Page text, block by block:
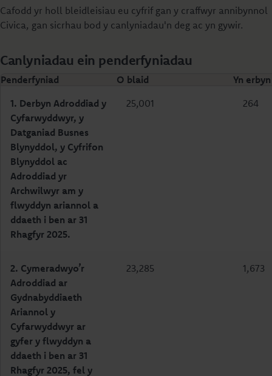
Cafodd yr holl bleidleisiau eu cyfrif gan y craffwyr annibynnol
Civica, gan sicrhau bod y canlyniadau'n deg ac yn gywir.
Canlyniadau ein penderfyniadau
Penderfyniad O blaid
Yn erbyn
1. Derbyn Adroddiad y
Cyfarwyddwyr, y
Datganiad Busnes
Blynyddol, y Cyfrifon
Blynyddol ac
Adroddiad yr
Archwilwyr am y
flwyddyn ariannol a
ddaeth i ben ar 31
Rhagfyr 2025.
25,001 264
2. Cymeradwyo’r
Adroddiad ar
Gydnabyddiaeth
Ariannol y
Cyfarwyddwyr ar
gyfer y flwyddyn a
ddaeth i ben ar 31
Rhagfyr 2025, fel y
23,285 1,673